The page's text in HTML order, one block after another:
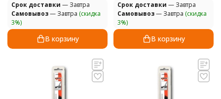
Cрок доставки — Завтра
Самовывоз— Завтра (скидка
3%)
В корзину
Cрок доставки — Завтра
Самовывоз— Завтра (скидка
3%)
В корзину